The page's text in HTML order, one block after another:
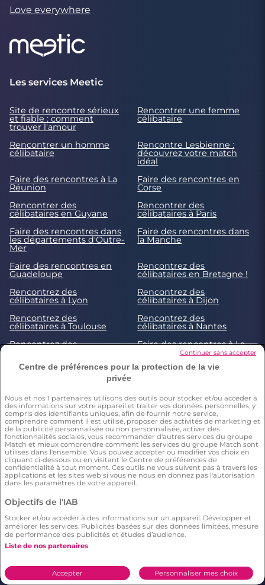
Love everywhere
Les services Meetic
Site de rencontre sérieux
et fiable : comment
trouver l'amour
Rencontrer une femme
célibataire
Rencontrer un homme
célibataire
Rencontre Lesbienne :
découvrez votre match
idéal
Faire des rencontres à La
Réunion
Faire des rencontres en
Corse
Rencontrer des
célibataires en Guyane
Rencontrer des
célibataires à Paris
Faire des rencontres dans
les départements d'Outre-
Mer
Faire des rencontres dans
la Manche
Faire des rencontres en
Guadeloupe
Rencontrez des
célibataires en Bretagne !
Rencontrez des
célibataires à Lyon
Rencontrez des
célibataires à Dijon
Rencontrez des
célibataires à Toulouse
Rencontrez des
célibataires à Nantes
Rencontrez des
Faire des rencontres à La
Rencontres célibataires à
Rencontrez des
Rencontrez des
célibataires à Strasbourg
© 2026 by Meetic. Tous droits réservés. Un siteMeetic
Europe
Meetic, l’un des meilleurs sites gratuits de
rencontre sérieuse. Des fonctionnalités gratuites
pour faire de vraies rencontres en toute sécurité :
profils contrôlés, critères de recherche précis et
géolocalisation pour trouver l’amour près de chez
vous comme partout en France.
Conditions générales
Centre de préférences pour la protection de la vie
privée
Nous et nos 1 partenaires utilisons des outils pour stocker et/ou accéder à
des informations sur votre appareil et traiter vos données personnelles, y
compris des identifiants uniques, afin de fournir notre service,
comprendre comment il est utilisé, proposer des activités de marketing et
de la publicité personnalisée ou non personnalisée, activer des
fonctionnalités sociales, vous recommander d'autres services du groupe
Match et mieux comprendre comment les services du groupe Match sont
utilisés dans l'ensemble. Vous pouvez accepter ou modifier vos choix en
cliquant ci-dessous ou en visitant le Centre de préférences de
confidentialité à tout moment. Ces outils ne vous suivent pas à travers les
applications et les sites web si vous ne nous en donnez pas l'autorisation
dans les paramètres de votre appareil.
Objectifs de l'IAB
Stocker et/ou accéder à des informations sur un appareil. Développer et
améliorer les services. Publicités basées sur des données limitées, mesure
de performance des publicités et études d’audience.
Liste de nos partenaires
Personnaliser mes choix
Accepter
Continuer sans accepter